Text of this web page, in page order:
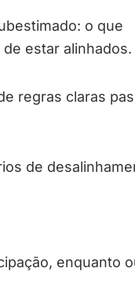
o que
estar alinhados.
regras claras
de
enquanto